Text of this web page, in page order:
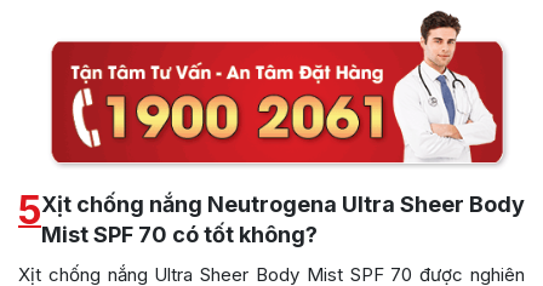
5Xịt chống nắng Neutrogena Ultra Sheer Body
Mist SPF 70 có tốt không?
Xịt chống nắng Ultra Sheer Body Mist SPF 70 được nghiên